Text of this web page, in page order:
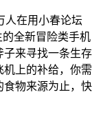
人在用小春论坛
全新冒险类手机
子来寻找一条生存
机上的补给，你需
食物来源为止，快